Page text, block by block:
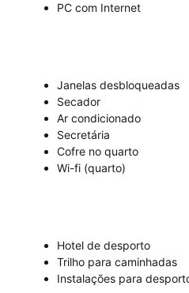
PC com Internet
Janelas desbloqueadas
Secador
Ar condicionado
Secretária
Cofre no quarto
Wi-fi (quarto)
Hotel de desporto
Trilho para caminhadas
Instalações para